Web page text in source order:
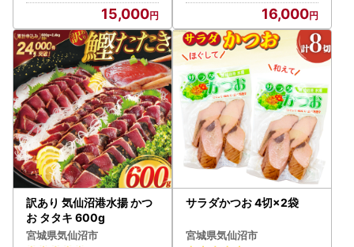
15,000 16,000
訳あり 気仙沼港水揚 かつ
お タタキ 600g
宮城県気仙沼市
サラダかつお 4切×2袋
宮城県気仙沼市